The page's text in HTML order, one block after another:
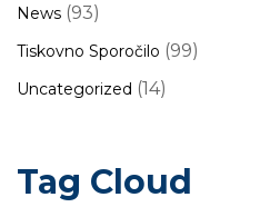
News (93)
Tiskovno Sporočilo (99)
Uncategorized (14)
Tag Cloud